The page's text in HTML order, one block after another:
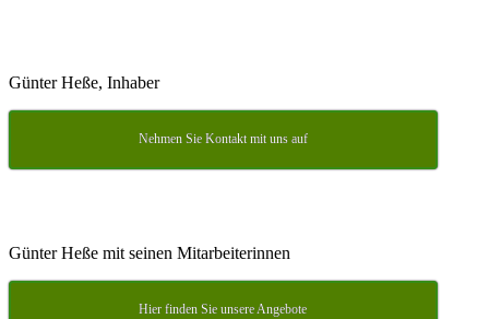
Günter Heße, Inhaber
Nehmen Sie Kontakt mit uns auf
Günter Heße mit seinen Mitarbeiterinnen
Hier finden Sie unsere Angebote